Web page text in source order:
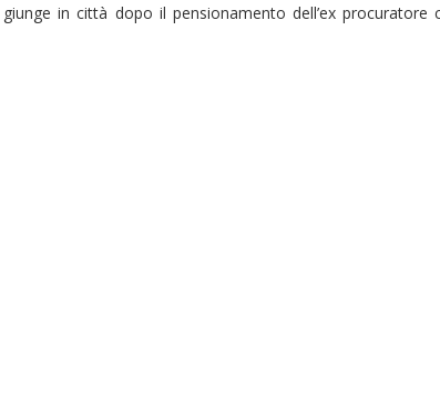
in città dopo il pensionamento dell’ex procuratore